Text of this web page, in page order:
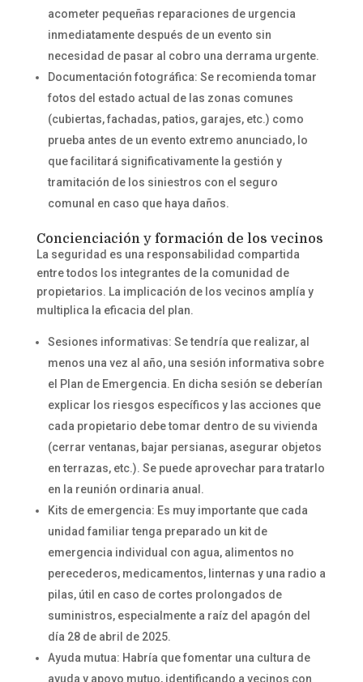
acometer pequeñas reparaciones de urgencia
inmediatamente después de un evento sin
necesidad de pasar al cobro una derrama urgente.
Documentación fotográfica: Se recomienda tomar
fotos del estado actual de las zonas comunes
(cubiertas, fachadas, patios, garajes, etc.) como
prueba antes de un evento extremo anunciado, lo
que facilitará significativamente la gestión y
tramitación de los siniestros con el seguro
comunal en caso que haya daños.
Concienciación y formación de los vecinos
La seguridad es una responsabilidad compartida
entre todos los integrantes de la comunidad de
propietarios. La implicación de los vecinos amplía y
multiplica la eficacia del plan.
Sesiones informativas: Se tendría que realizar, al
menos una vez al año, una sesión informativa sobre
el Plan de Emergencia. En dicha sesión se deberían
explicar los riesgos específicos y las acciones que
cada propietario debe tomar dentro de su vivienda
(cerrar ventanas, bajar persianas, asegurar objetos
en terrazas, etc.). Se puede aprovechar para tratarlo
en la reunión ordinaria anual.
Kits de emergencia: Es muy importante que cada
unidad familiar tenga preparado un kit de
emergencia individual con agua, alimentos no
perecederos, medicamentos, linternas y una radio a
pilas, útil en caso de cortes prolongados de
suministros, especialmente a raíz del apagón del
día 28 de abril de 2025.
Ayuda mutua: Habría que fomentar una cultura de
ayuda y apoyo mutuo, identificando a vecinos con